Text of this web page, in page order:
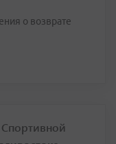
о возврате